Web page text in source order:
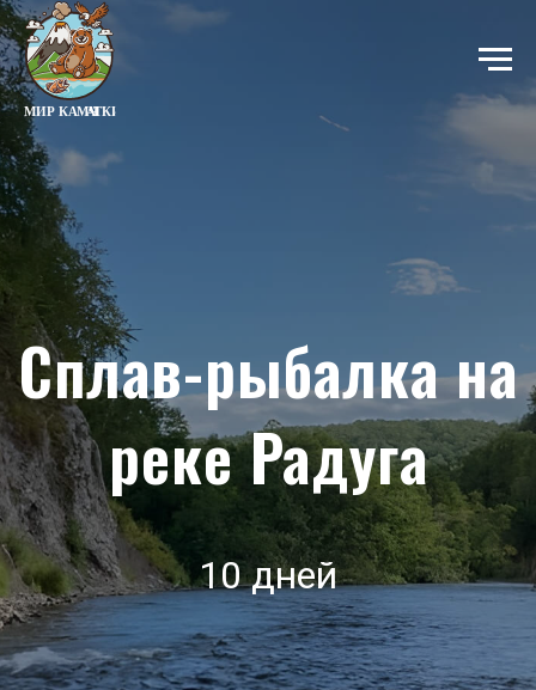
Сплав-рыбалка на
реке Радуга
10 дней